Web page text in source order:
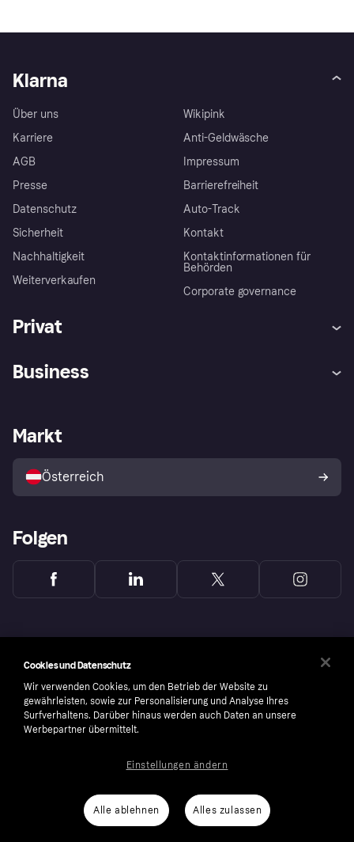
Klarna
Über uns
Karriere
AGB
Presse
Datenschutz
Sicherheit
Nachhaltigkeit
Weiterverkaufen
Wikipink
Anti-Geldwäsche
Impressum
Barrierefreiheit
Auto-Track
Kontakt
Kontaktinformationen für
Behörden
Corporate governance
Privat
Shops entdecken
Business
Händlerportal
Markt
Österreich
Folgen
number: 556737-0431
Cookies Klarna.com
Cookies und Datenschutz
Wir verwenden Cookies, um den Betrieb der Website zu
gewährleisten, sowie zur Personalisierung und Analyse Ihres
Surfverhaltens. Darüber hinaus werden auch Daten an unsere
Werbepartner übermittelt.
Alle ablehnen Alles zulassen
Einstellungen ändern